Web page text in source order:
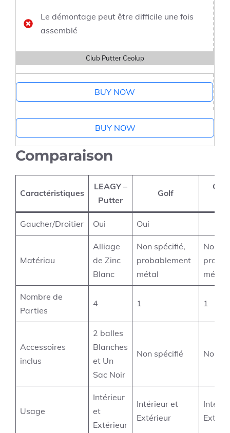
Le démontage peut être difficile une fois
assemblé
Club Putter Ceolup
BUY NOW
BUY NOW
Comparaison
Caractéristiques
LEAGY –
Putter
Golf
Gaucher/Droitier Oui Oui
Matériau
Alliage
de Zinc
Blanc
Non spécifié,
probablement
métal
Non
métal
Nombre de
Parties
4 1 1
Accessoires
inclus
2 balles
Blanches
et Un
Sac Noir
Non spécifié Non
Usage
Intérieur
et
Extérieur
Intérieur et
Extérieur